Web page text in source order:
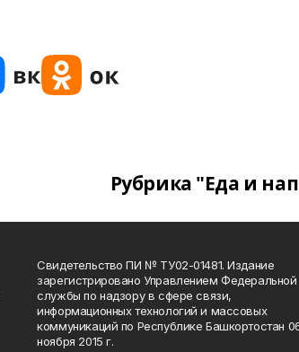
Рубрика "Еда и
Свидетельство ПИ № ТУ02-01481. Издание
зарегистрировано Управлением Федеральной
службы по надзору в сфере связи,
информационных технологий и массовых
коммуникаций по Республике Башкортостан
ноября 2015 г.